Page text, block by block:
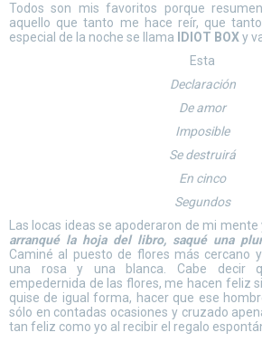
Todos son mis favoritos porque
aquello que tanto me hace reír, que
especial de la noche se llama
IDIOT BOXy
Esta
Declaración
De amor
Imposible
Se destruirá
En cinco
Segundos
Las locas ideas se apoderaron de mi
arranqué la hoja del libro, saqué una
Caminé al puesto de flores más cercano
una rosa y una blanca. Cabe decir
empedernida de las flores, me hacen feliz
quise de igual forma, hacer que ese
sólo en contadas ocasiones y cruzado
tan feliz como yo al recibir el regalo